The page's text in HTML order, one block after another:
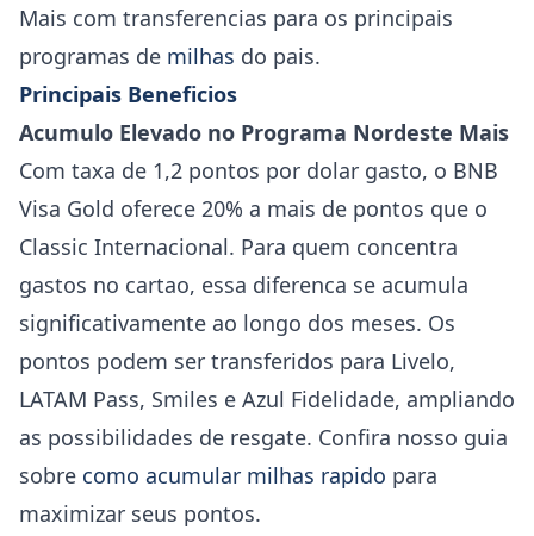
Mais com transferencias para os principais
programas de milhas do pais.
Principais Beneficios
Acumulo Elevado no Programa Nordeste Mais
Com taxa de 1,2 pontos por dolar gasto, o BNB
Visa Gold oferece 20% a mais de pontos que o
Classic Internacional. Para quem concentra
gastos no cartao, essa diferenca se acumula
significativamente ao longo dos meses. Os
pontos podem ser transferidos para Livelo,
LATAM Pass, Smiles e Azul Fidelidade, ampliando
as possibilidades de resgate. Confira nosso guia
sobre como acumular milhas rapido para
maximizar seus pontos.